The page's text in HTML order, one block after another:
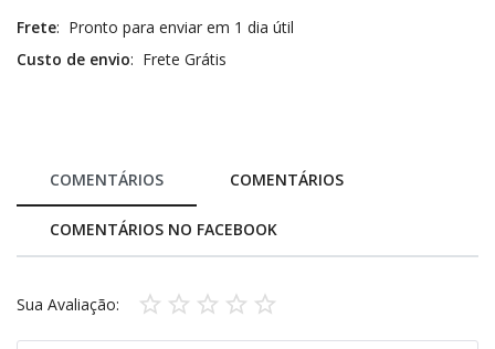
Frete: Pronto para enviar em 1 dia útil
Custo de envio: Frete Grátis
COMENTÁRIOS COMENTÁRIOS
COMENTÁRIOS NO FACEBOOK
Sua Avaliação: